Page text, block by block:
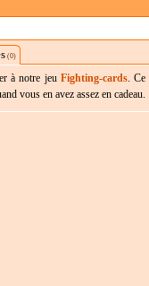
(0)
à notre jeu Fighting-cards. Ce
vous en avez assez en cadeau.